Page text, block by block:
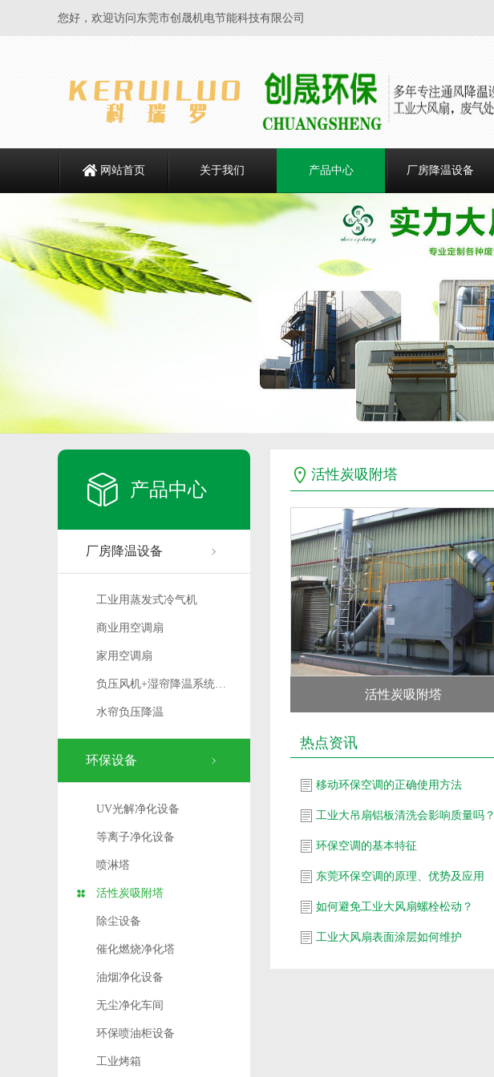
您好，欢迎访问东莞市创晟机电节能科技有限公司
网站首页 关于我们 产品中心 厂房降温设备
产品中心
厂房降温设备
工业用蒸发式冷气机
商业用空调扇
家用空调扇
负压风机+湿帘降温系统…
水帘负压降温
环保设备
UV光解净化设备
等离子净化设备
喷淋塔
活性炭吸附塔
除尘设备
催化燃烧净化塔
油烟净化设备
无尘净化车间
环保喷油柜设备
工业烤箱
活性炭吸附塔
活性炭吸附塔
热点资讯
移动环保空调的正确使用方法
工业大吊扇铝板清洗会影响质量吗？
环保空调的基本特征
东莞环保空调的原理、优势及应用
如何避免工业大风扇螺栓松动？
工业大风扇表面涂层如何维护